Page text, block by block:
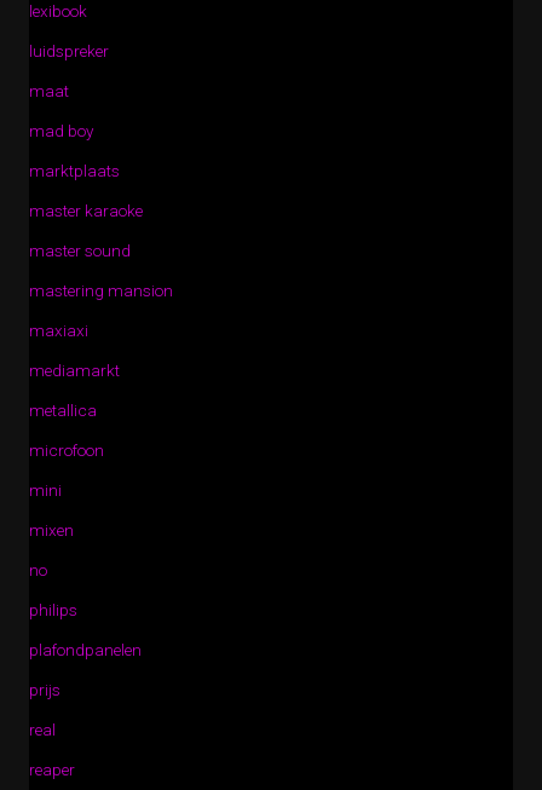
lexibook
luidspreker
maat
mad boy
marktplaats
master karaoke
master sound
mastering mansion
maxiaxi
mediamarkt
metallica
microfoon
mini
mixen
no
philips
plafondpanelen
prijs
real
reaper